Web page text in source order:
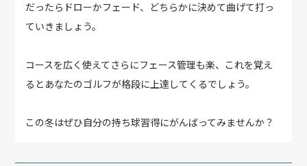
だったらドローかフェード、どちらかに決めて曲げて打っ
ていきましょう。
コースを広く使えてさらにフェース管理も楽、これを覚え
るとあなたのゴルフが格段に上達してくるでしょう。
この冬はぜひ自分の持ち球習得にがんばってみませんか？